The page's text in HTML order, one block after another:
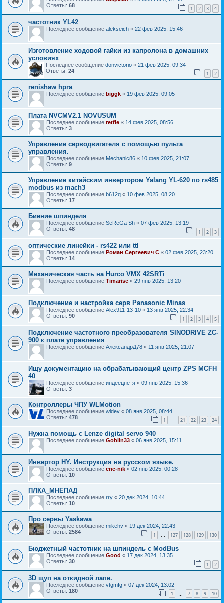
Ответы: 68 1 2 3 4
частотник YL42
Последнее сообщение alekseich « 22 фев 2025, 15:46
Изготовление ходовой гайки из капролона в домашних
условиях
Последнее сообщение donvictorio « 21 фев 2025, 09:34
Ответы: 24 1 2
renishaw hpra
Последнее сообщение biggk « 19 фев 2025, 09:05
Плата NVCMV2.1 NOVUSUM
Последнее сообщение retfie « 14 фев 2025, 08:56
Ответы: 3
Управление серводвигателя с помощью пульта
управления.
Последнее сообщение Mechanic86 « 10 фев 2025, 21:07
Ответы: 9
Управление китайским инвертором Yalang YL-620 по rs485
modbus из mach3
Последнее сообщение b612q « 10 фев 2025, 08:20
Ответы: 17
Биение шпинделя
Последнее сообщение SeReGa Sh « 07 фев 2025, 13:19
Ответы: 48 1 2 3
оптические линейки - rs422 или ttl
Последнее сообщение Роман Сергеевич С « 02 фев 2025, 23:20
Ответы: 14
Механическая часть на Hurco VMX 42SRTi
Последнее сообщение Timarise « 29 янв 2025, 13:20
Подключение и настройка серв Panasonic Minas
Последнее сообщение Alex911-13-10 « 13 янв 2025, 22:34
Ответы: 90 1 2 3 4 5
Подключение частотного преобразователя SINODRIVE ZC-
900 к плате управления
Последнее сообщение АлександрД78 « 11 янв 2025, 21:07
Ищу документацию на обрабатывающий центр ZPS MCFH
40
Последнее сообщение индеецпетя « 09 янв 2025, 15:36
Ответы: 3
Контроллеры ЧПУ WLMotion
Последнее сообщение wldev « 08 янв 2025, 08:44
Ответы: 478 1 21 22 23 24
Нужна помощь с Lenze digital servo 940
Последнее сообщение Goblin33 « 06 янв 2025, 15:11
Инвертор HY. Инструкция на русском языке.
Последнее сообщение cnc-nik « 02 янв 2025, 00:28
Ответы: 10
ПЛКА_МНЕПАД
Последнее сообщение rry « 20 дек 2024, 10:44
Ответы: 10
Про сервы Yaskawa
Последнее сообщение mikehv « 19 дек 2024, 22:43
Ответы: 2584 1 … 127 128 129 130
Бюджетный частотник на шпиндель с ModBus
Последнее сообщение Good « 17 дек 2024, 13:35
Ответы: 30 1 2
3D щуп на откидной лапе.
Последнее сообщение vtgmfg « 07 дек 2024, 13:02
Ответы: 180 1 7 8 9 10